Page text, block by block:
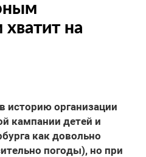
на
историю организации
кампании детей и
как довольно
погоды), но при